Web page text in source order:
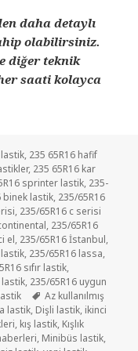
daha detaylı
olabilirsiniz.
diğer teknik
saati kolayca
, 235 65R16 hafif
, 235 65R16 kar
sprinter lastik, 235-
binek lastik, 235/65R16
, 235/65R16 c serisi
, 235/65R16
el, 235/65R16 İstanbul,
lastik, 235/65R16 lassa,
sıfır lastik,
lastik, 235/65R16 uygun
Etiketler
Az kullanılmış
lastik, Dişli lastik, ikinci
, kış lastik, Kışlık
, Minibüs lastik,